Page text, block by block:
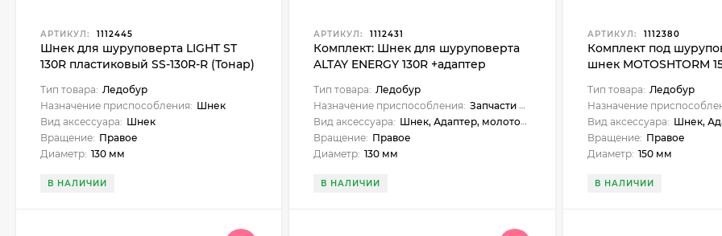
АРТИКУЛ: 1112445
Шнек для шуруповерта LIGHT ST
130R пластиковый SS-130R-R (Тонар)
Тип товара: Ледобур
Назначение приспособления: Шнек
Вид аксессуара: Шнек
Вращение: Правое
Диаметр: 130 мм
В НАЛИЧИИ
АРТИКУЛ: 1112431
Комплект: Шнек для шуруповерта
ALTAY ENERGY 130R +адаптер
SAE130R-ASH20
Тип товара: Ледобур
Назначение приспособления: Запчасти и аксессуары
Вид аксессуара: Шнек, Адаптер, молоточек
Вращение: Правое
Диаметр: 130 мм
В НАЛИЧИИ
АРТИКУЛ: 1112380
Комплект под
шнек MOTOSHTORM
ASH02
Тип товара: Ледобур
Назначение
Вид аксессуара: Шнек,
Вращение: Правое
Диаметр: 150 мм
В НАЛИЧИИ